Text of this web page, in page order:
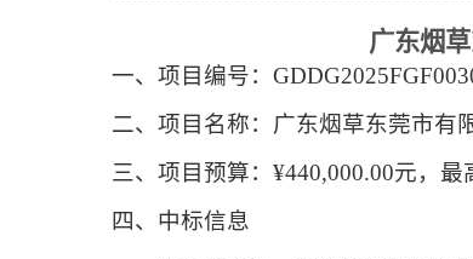
广东烟
一、 项目编号：
二、 项目名称： 广东烟草东莞市有
三、 项目预算： ¥440,000.00元，最
四、 中标信息